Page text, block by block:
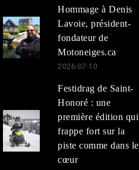
Hommage à Denis
Lavoie, président-
fondateur de
Motoneiges.ca
2026-07-10
Festidrag de Saint-
Honoré : une
première édition qui
frappe fort sur la
piste comme dans le
cœur